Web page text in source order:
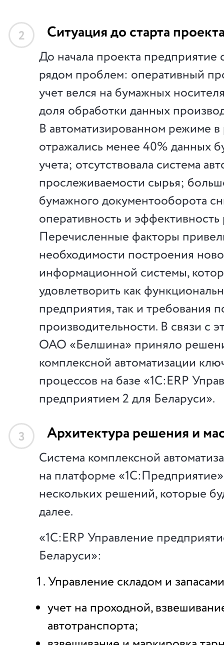
2 Ситуация до старта
До начала проекта предприятие
рядом проблем: оперативный
учет велся на бумажных
доля обработки данных
В автоматизированном режиме в
отражались менее 40% данных
учета; отсутствовала система
прослеживаемости сырья;
бумажного документооборота
оперативность и эффективность
Перечисленные факторы
необходимости построения
информационной системы,
удовлетворить как
предприятия, так и требования
производительности. В связи с
ОАО «Белшина» приняло
комплексной автоматизации
процессов на базе «1С:ERP
предприятием 2 для Беларуси».
3 Архитектура решения и
Система комплексной
на платформе
нескольких решений, которые
далее.
«1С:ERP Управление
Беларуси»:
Управление складом и
учет на проходной,
автотранспорта;